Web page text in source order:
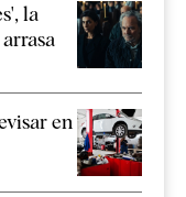
la
en